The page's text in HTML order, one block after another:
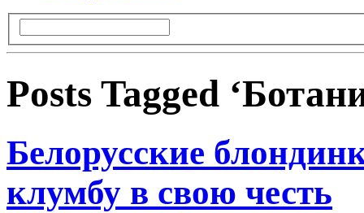
Posts Tagged
Белорусские
клумбу в свою честь